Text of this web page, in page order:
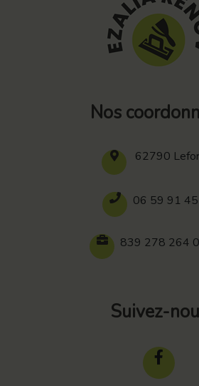
Nos
62790
06 59 91
839 278 264
Suivez-